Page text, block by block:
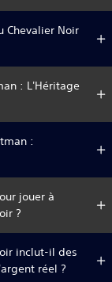
Chevalier Noir
: L'Héritage
:
jouer à
?
inclut-il des
réel ?